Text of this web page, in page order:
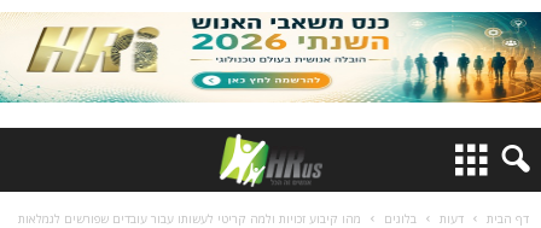
דף הבית דעות בלוגים מהו קיבוע זכויות ולמה קריטי לעשותו עבור עובדים שפורשים לגמלאות